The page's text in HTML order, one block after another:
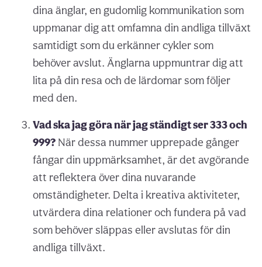
dina änglar, en gudomlig kommunikation som
uppmanar dig att omfamna din andliga tillväxt
samtidigt som du erkänner cykler som
behöver avslut. Änglarna uppmuntrar dig att
lita på din resa och de lärdomar som följer
med den.
Vad ska jag göra när jag ständigt ser 333 och
999? När dessa nummer upprepade gånger
fångar din uppmärksamhet, är det avgörande
att reflektera över dina nuvarande
omständigheter. Delta i kreativa aktiviteter,
utvärdera dina relationer och fundera på vad
som behöver släppas eller avslutas för din
andliga tillväxt.